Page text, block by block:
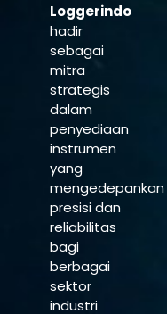
Loggerindo
hadir
sebagai
mitra
strategis
dalam
penyediaan
instrumen
yang
mengedepankan
presisi dan
reliabilitas
bagi
berbagai
sektor
industri